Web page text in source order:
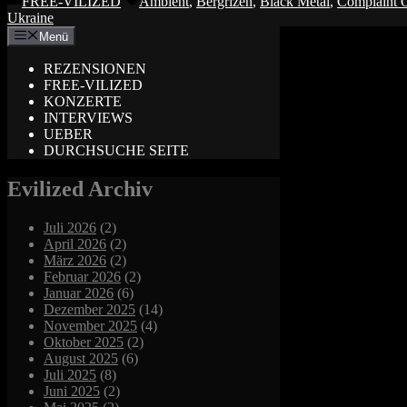
Ukraine
Menü
REZENSIONEN
FREE-VILIZED
KONZERTE
INTERVIEWS
UEBER
DURCHSUCHE SEITE
Evilized Archiv
Juli 2026 (2)
April 2026 (2)
März 2026 (2)
Februar 2026 (2)
Januar 2026 (6)
Dezember 2025 (14)
November 2025 (4)
Oktober 2025 (2)
August 2025 (6)
Juli 2025 (8)
Juni 2025 (2)